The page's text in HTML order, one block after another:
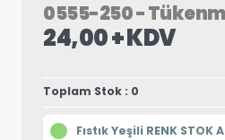
0555-250 -
24,00 + KDV
Toplam Stok : 0
Fıstık Yeşili RENK STOK